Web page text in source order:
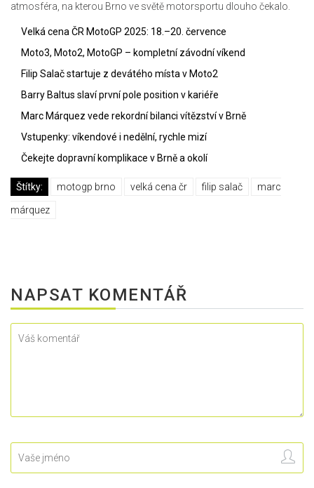
atmosféra, na kterou Brno ve světě motorsportu dlouho čekalo.
Velká cena ČR MotoGP 2025: 18.–20. července
Moto3, Moto2, MotoGP – kompletní závodní víkend
Filip Salač startuje z devátého místa v Moto2
Barry Baltus slaví první pole position v kariéře
Marc Márquez vede rekordní bilanci vítězství v Brně
Vstupenky: víkendové i nedělní, rychle mizí
Čekejte dopravní komplikace v Brně a okolí
Štítky: motogp brno velká cena čr filip salač marc
márquez
NAPSAT KOMENTÁŘ